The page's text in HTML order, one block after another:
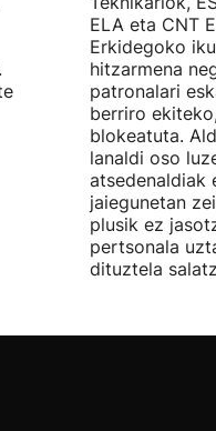
ELA eta CNT
Erkidegoko
hitzarmena
patronalari
berriro
blokeatuta.
lanaldi oso
atsedenaldiak
jaiegunetan
plusik ez
pertsonala
dituztela